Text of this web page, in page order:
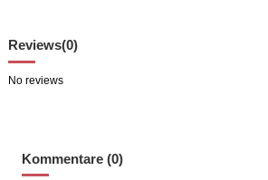
Reviews(0)
No reviews
Kommentare (0)